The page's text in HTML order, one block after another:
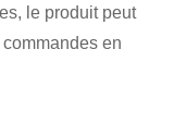
le produit peut
en